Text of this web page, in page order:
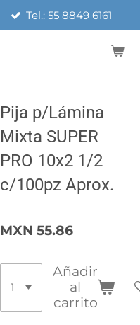
Tel.: 55 8849 6161
Pija p/Lámina
Mixta SUPER
PRO 10x2 1/2
c/100pz Aprox.
MXN 55.86
Añadir
al
carrito